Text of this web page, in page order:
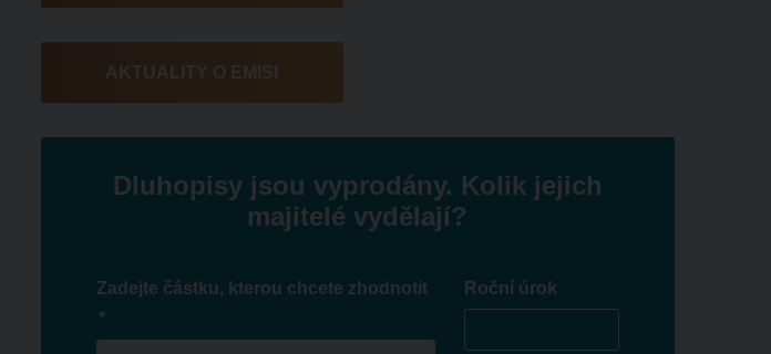
AKTUALITY O EMISI
Dluhopisy jsou vyprodány. Kolik jejich
majitelé vydělají?
Zadejte částku, kterou chcete zhodnotit
*
Roční úrok